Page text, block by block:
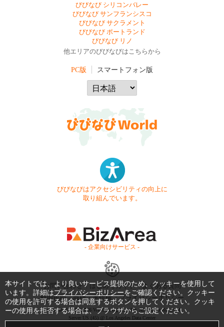
びびなび シリコンバレー
びびなび サンフランシスコ
びびなび サクラメント
びびなび ポートランド
びびなび リノ
他エリアのびびなびはこちらから
PC版 スマートフォン版
びびなびはアクセシビリティの向上に
取り組んでいます。
- 企業向けサービス -
お問い合わせ はじめてガイド
よくある質問
利用規約
商標・著作権 プライバシーポリシー
Copyright © 1999-2026 Vivid Navigation, Inc. All Rights Reserved.
Server US (45) @ Los Angeles Data Center
本サイトでは、より良いサービス提供のため、クッキーを使用して
います。詳細はプライバシーポリシーをご確認ください。クッキー
の使用を許可する場合は同意するボタンを押してください。クッキ
ーの使用を拒否する場合は、ブラウザからご設定ください。